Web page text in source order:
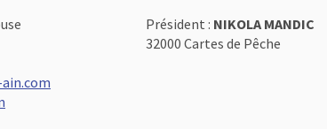
Président : NIKOLA MANDIC
32000 Cartes de Pêche